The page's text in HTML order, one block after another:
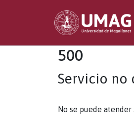
500
Servicio no
No se puede